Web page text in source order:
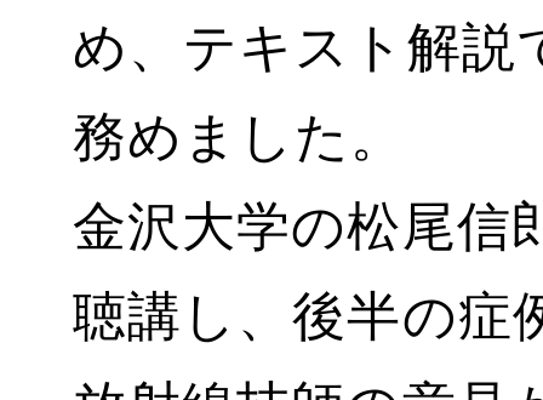
め、テキスト解説
務めました。
金沢大学の松尾信
聴講し、後半の症